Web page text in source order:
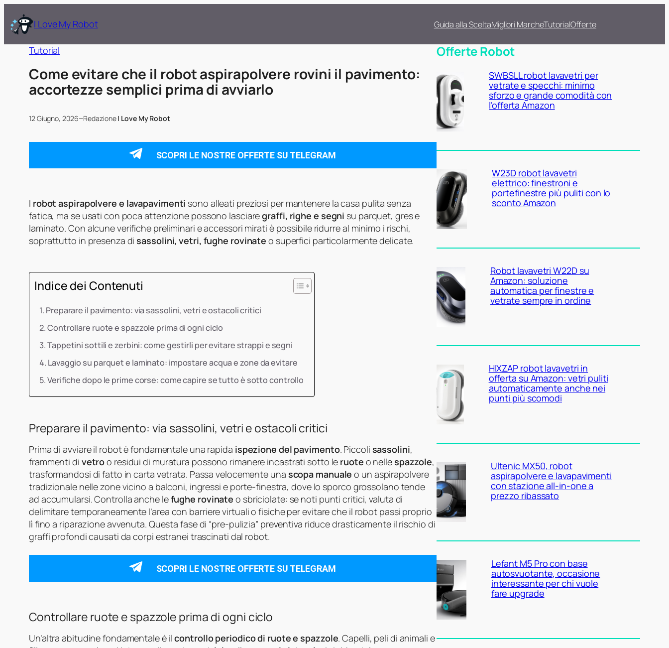
I Love My Robot Guida alla SceltaMigliori MarcheTutorialOfferte
Tutorial
Come evitare che il robot aspirapolvere rovini il pavimento:
accortezze semplici prima di avviarlo
12 Giugno, 2026–RedazioneI Love My Robot
SCOPRI LE NOSTRE OFFERTE SU TELEGRAM
I robot aspirapolvere e lavapavimenti sono alleati preziosi per mantenere la casa pulita senza
fatica, ma se usati con poca attenzione possono lasciaregraffi, righe e segni su parquet, gres e
laminato. Con alcune verifiche preliminari e accessori mirati è possibile ridurre al minimo i rischi,
soprattutto in presenza disassolini, vetri, fughe rovinate o superfici particolarmente delicate.
Indice dei Contenuti
Preparare il pavimento: via sassolini, vetri e ostacoli critici
Controllare ruote e spazzole prima di ogni ciclo
Tappetini sottili e zerbini: come gestirli per evitare strappi e segni
Lavaggio su parquet e laminato: impostare acqua e zone da evitare
Verifiche dopo le prime corse: come capire se tutto è sotto controllo
Preparare il pavimento: via sassolini, vetri e ostacoli critici
Prima di avviare il robot è fondamentale una rapida ispezione del pavimento. Piccoli sassolini,
frammenti di vetroo residui di muratura possono rimanere incastrati sotto le ruote o nellespazzole,
trasformandosi di fatto in carta vetrata. Passa velocemente una scopa manuale o un aspirapolvere
tradizionale nelle zone vicino a balconi, ingressi e porte-finestra, dove lo sporco grossolano tende
ad accumularsi. Controlla anche lefughe rovinate o sbriciolate: se noti punti critici, valuta di
delimitare temporaneamente l’area con barriere virtuali o fisiche per evitare che il robot passi proprio
lì fino a riparazione avvenuta. Questa fase di “pre-pulizia” preventiva riduce drasticamente il rischio di
graffi profondi causati da corpi estranei trascinati dal robot.
SCOPRI LE NOSTRE OFFERTE SU TELEGRAM
Controllare ruote e spazzole prima di ogni ciclo
Un’altra abitudine fondamentale è ilcontrollo periodico di ruote e spazzole. Capelli, peli di animali e
Offerte Robot
SWBSLL robot lavavetri per
vetrate e specchi: minimo
sforzo e grande comodità con
l’offerta Amazon
W23D robot lavavetri
elettrico: finestroni e
portefinestre più puliti con lo
sconto Amazon
Robot lavavetri W22D su
Amazon: soluzione
automatica per finestre e
vetrate sempre in ordine
HIXZAP robot lavavetri in
offerta su Amazon: vetri puliti
automaticamente anche nei
punti più scomodi
Ultenic MX50, robot
aspirapolvere e lavapavimenti
con stazione all-in-one a
prezzo ribassato
Lefant M5 Pro con base
autosvuotante, occasione
interessante per chi vuole
fare upgrade